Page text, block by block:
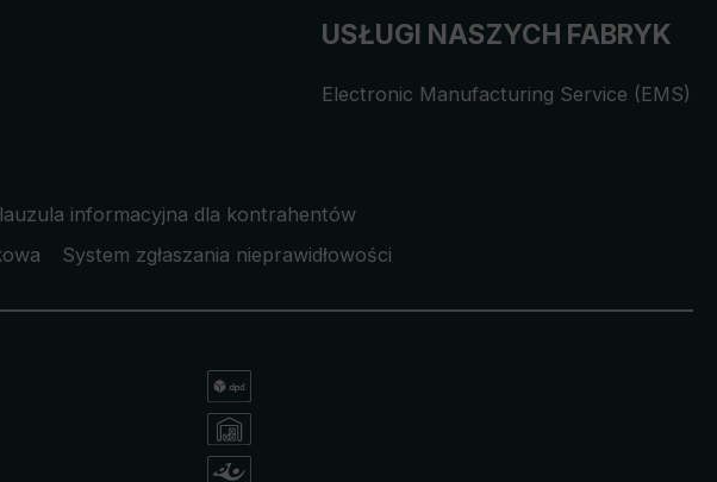
USŁUGI NASZYCH FABRYK
Electronic Manufacturing Service (EMS)
informacyjna dla kontrahentów
System zgłaszania nieprawidłowości